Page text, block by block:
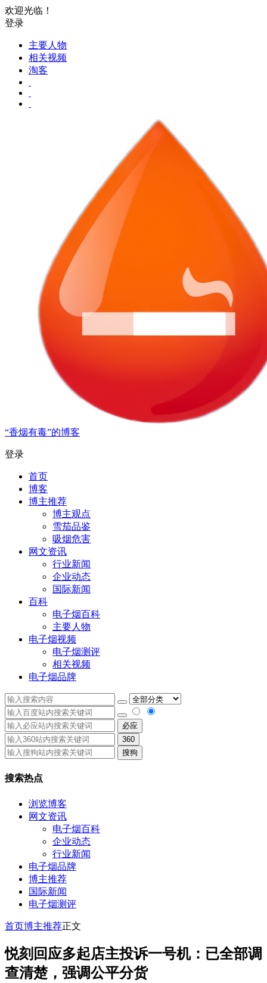
欢迎光临！
登录
主要人物
相关视频
淘客
“香烟有毒”的博客
登录
首页
博客
博主推荐
博主观点
雪茄品鉴
吸烟危害
网文资讯
行业新闻
企业动态
国际新闻
百科
电子烟百科
主要人物
电子烟视频
电子烟测评
相关视频
电子烟品牌
必应
360
搜狗
搜索热点
浏览博客
网文资讯
电子烟百科
企业动态
行业新闻
电子烟品牌
博主推荐
国际新闻
电子烟测评
首页博主推荐正文
悦刻回应多起店主投诉一号机：已全部调
查清楚，强调公平分货